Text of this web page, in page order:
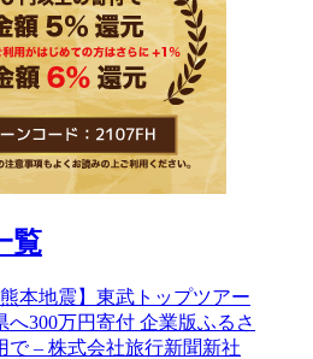
覧
熊本地震】東武トップツアー
へ300万円寄付 企業版ふるさ
で – 株式会社旅行新聞新社